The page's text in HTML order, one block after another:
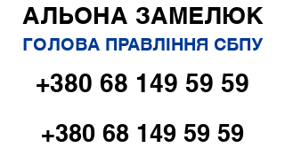
АЛЬОНА ЗАМЕЛЮК
ГОЛОВА ПРАВЛІННЯ СБПУ
+380 68 149 59 59
+380 68 149 59 59